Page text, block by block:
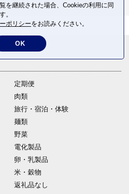
定期便
肉類
旅行・宿泊・体験
麺類
野菜
電化製品
卵・乳製品
米・穀物
返礼品なし
を継続された場合、Cookieの利用に同
。
ポリシーをお読みください。
OK